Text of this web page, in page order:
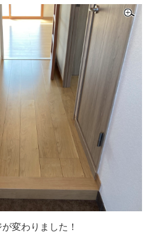
変わりました！